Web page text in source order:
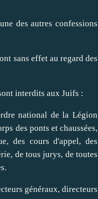
des autres confessions
sans effet au regard des
interdits aux Juifs :
national de la Légion
des ponts et chaussées,
des cours d'appel, des
de tous jurys, de toutes
généraux, directeurs